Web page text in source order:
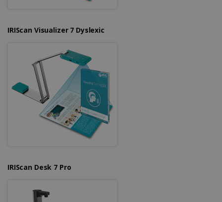
IRIScan Visualizer 7 Dyslexic
IRIScan Desk 7 Pro